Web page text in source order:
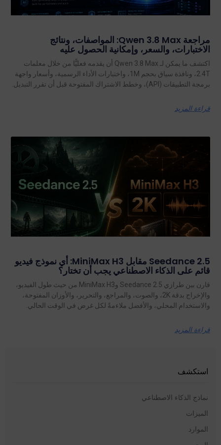
مراجعة Qwen 3.8 Max: المواصفات، ونتائج
الاختبارات، والسعر، وإمكانية الحصول عليه
اكتشف ما يمكن لـ Qwen 3.8 Max أن يقدمه فعليًّا من خلال معلمات
2.4T، ونافذة سياق بحجم 1M، واختبارات الأداء الرسمية، وأسعار واجهة
برمجة التطبيقات (API)، وخطط الاشتراك المفتوحة قبل أن تقرر التبديل.
قراءة المزيد
Seedance 2.5 مقابل MiniMax H3: أي نموذج فيديو
قائم على الذكاء الاصطناعي يجب أن تختار؟
قارن بين طرازي Seedance 2.5 وMiniMax H3 من حيث طول الفيديو،
والإخراج بدقة 2K، والصوت، والمراجع، والتحرير، والأوزان المفتوحة،
والاستخدام المحلي، والأفضل ملاءمةً لكل غرض في الوقت الحالي.
قراءة المزيد
استكشف
نماذج الذكاء الاصطناعي
الميزات
الموارد